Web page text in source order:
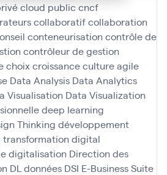
cloud public cncf
collaboratifcollaboration
conteneurisation contrôle de
contrôleur de gestion
choix croissanceculture agile
Data Analysis Data Analytics
Visualisation Data Visualization
deep learning
Thinking développement
digital
digitalisation Direction des
DL données DSI E-Business Suite